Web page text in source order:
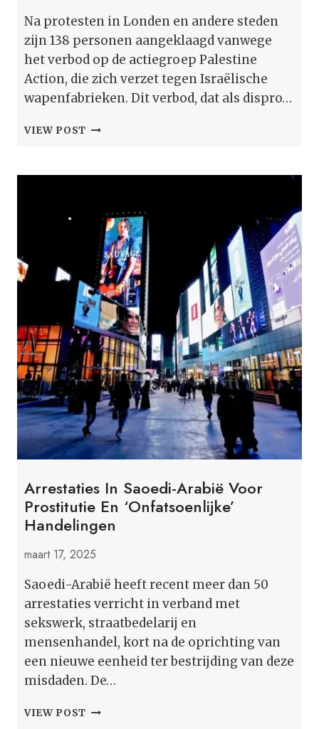
Na protesten in Londen en andere steden
zijn 138 personen aangeklaagd vanwege
het verbod op de actiegroep Palestine
Action, die zich verzet tegen Israëlische
wapenfabrieken. Dit verbod, dat als dispro…
VIEW POST GELEID:
DE
PALESTIJNSE
ACTIE!
Arrestaties In Saoedi-Arabië Voor
Prostitutie En ‘onfatsoenlijke’
Handelingen
maart 17, 2025
Saoedi-Arabië heeft recent meer dan 50
arrestaties verricht in verband met
sekswerk, straatbedelarij en
mensenhandel, kort na de oprichting van
een nieuwe eenheid ter bestrijding van deze
misdaden. De…
VIEW POST ARRESTATIES